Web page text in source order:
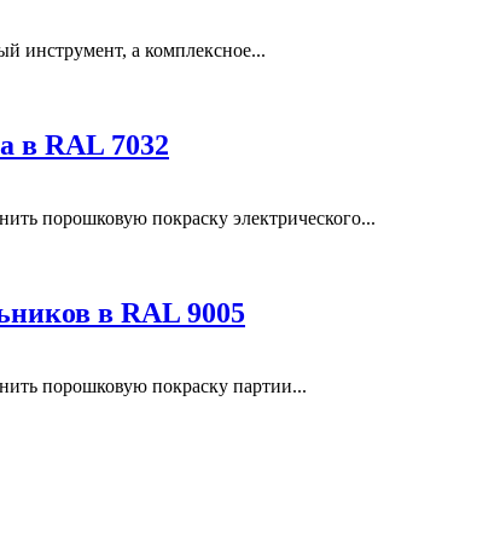
инструмент, а комплексное...
в RAL 7032
порошковую покраску электрического...
в RAL 9005
порошковую покраску партии...